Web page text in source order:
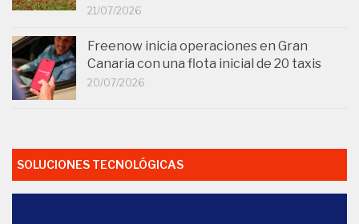
21/07/2026
Freenow inicia operaciones en Gran
Canaria con una flota inicial de 20 taxis
20/07/2026
SOLUCIONES TECNOLÓGICAS